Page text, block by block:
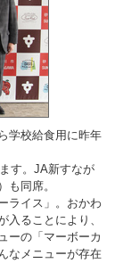
学校給食用に昨年
す。JA新すなが
も同席。
ライス」。 おかわ
入ることにより、
ーの「マーボーカ
なメニューが存在